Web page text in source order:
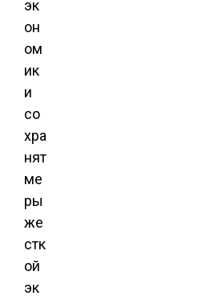
эк
он
ом
ик
и
со
хра
нят
ме
ры
же
стк
ой
эк